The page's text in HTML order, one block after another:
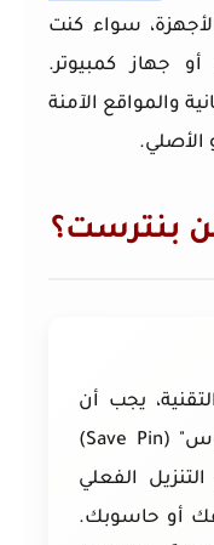
سواء كنت
جهاز كمبيوتر.
والمواقع الآمنة
الأصلي.
بنترست؟
يجب أن
ندرك الفرق بين "حفظ الدبوس" (Save Pin)
الفعلي
أو حاسوبك.